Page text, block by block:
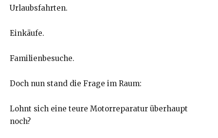
Urlaubsfahrten.
Einkäufe.
Familienbesuche.
Doch nun stand die Frage im Raum:
Lohnt sich eine teure Motorreparatur überhaupt
noch?